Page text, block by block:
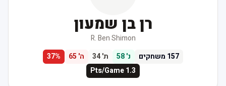
רן בן שמעון
R. Ben Shimon
157משחקים 58 ת'34 ה'65
37
1.3
Pts/Game